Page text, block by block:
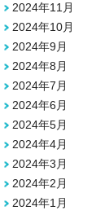
2024年11月
2024年10月
2024年9月
2024年8月
2024年7月
2024年6月
2024年5月
2024年4月
2024年3月
2024年2月
2024年1月